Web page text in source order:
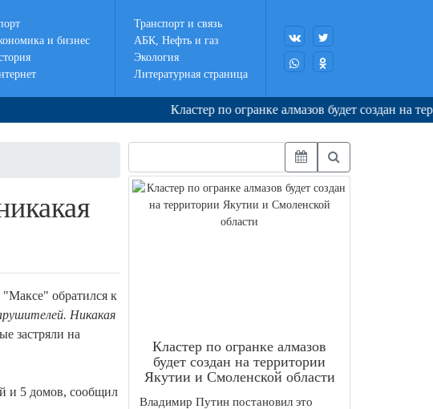
и бизнес
Транспорт и связь
АБК, Нефть и газ
Экология
Литературная страница
Кластер по огранке алмазов будет создан на
"Максе" обратился к
Никакая
застряли на
и 5 домов, сообщил
Кластер по огранке алмазов
будет создан на территории
Якутии и Смоленской области
Владимир Путин постановил это